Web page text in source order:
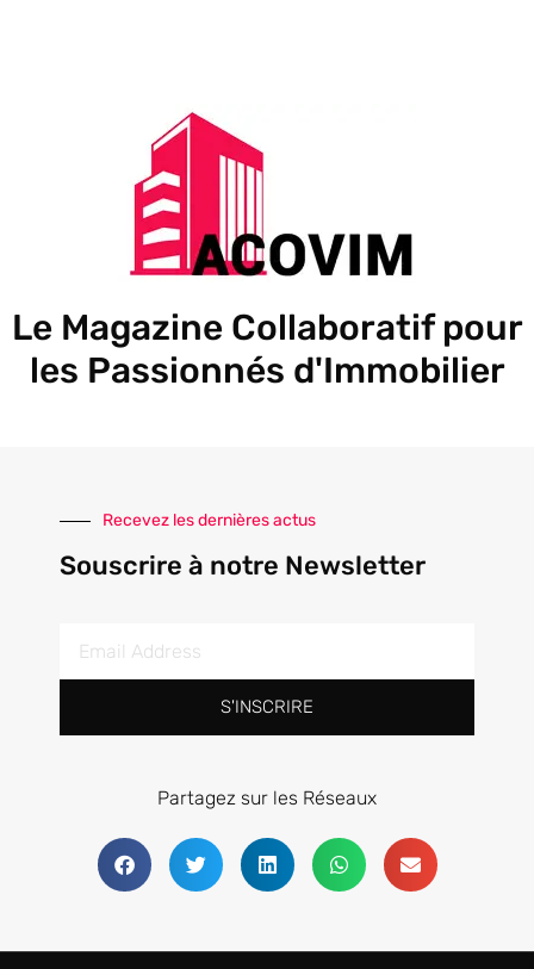
Le Magazine Collaboratif pour
les Passionnés d'Immobilier
Recevez les dernières actus
Souscrire à notre Newsletter
S'INSCRIRE
Partagez sur les Réseaux